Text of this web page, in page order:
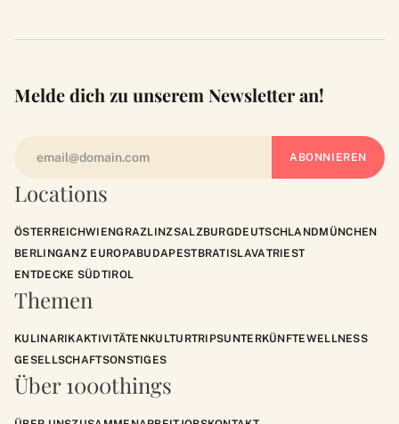
Locations
ÖSTERREICHWIENGRAZLINZSALZBURGDEUTSCHLANDMÜNCHEN
BERLINGANZ EUROPABUDAPESTBRATISLAVATRIEST
ENTDECKE SÜDTIROL
Themen
KULINARIKAKTIVITÄTENKULTURTRIPSUNTERKÜNFTEWELLNESS
GESELLSCHAFTSONSTIGES
Über 1000things
Melde dich zu unserem Newsletter an!